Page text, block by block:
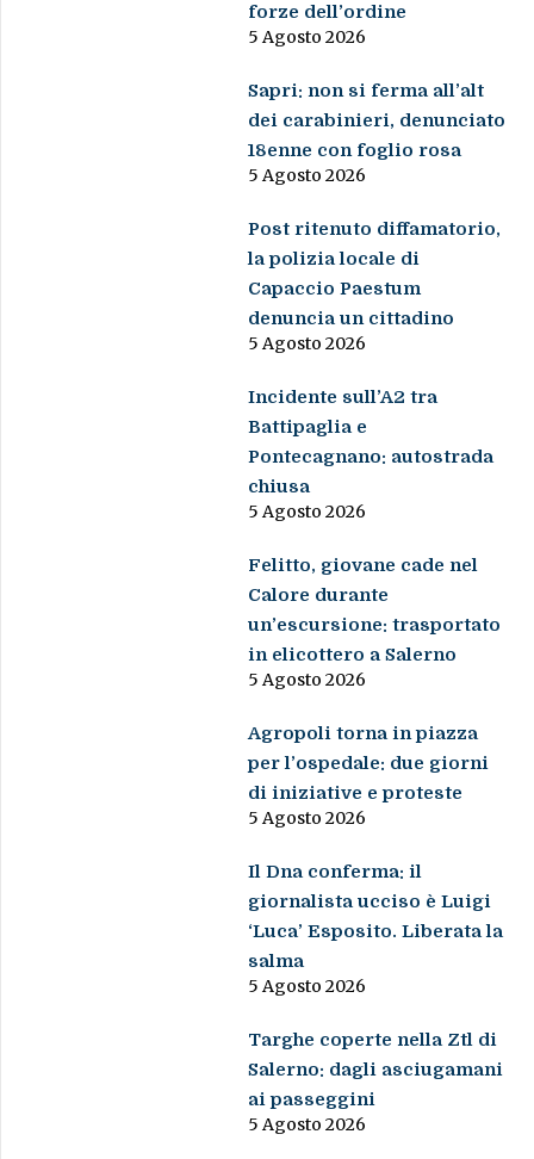
forze dell’ordine
5 Agosto 2026
Sapri: non si ferma all’alt
dei carabinieri, denunciato
18enne con foglio rosa
5 Agosto 2026
Post ritenuto diffamatorio,
la polizia locale di
Capaccio Paestum
denuncia un cittadino
5 Agosto 2026
Incidente sull’A2 tra
Battipaglia e
Pontecagnano: autostrada
chiusa
5 Agosto 2026
Felitto, giovane cade nel
Calore durante
un’escursione: trasportato
in elicottero a Salerno
5 Agosto 2026
Agropoli torna in piazza
per l’ospedale: due giorni
di iniziative e proteste
5 Agosto 2026
Il Dna conferma: il
giornalista ucciso è Luigi
‘Luca’ Esposito. Liberata la
salma
5 Agosto 2026
Targhe coperte nella Ztl di
Salerno: dagli asciugamani
ai passeggini
5 Agosto 2026